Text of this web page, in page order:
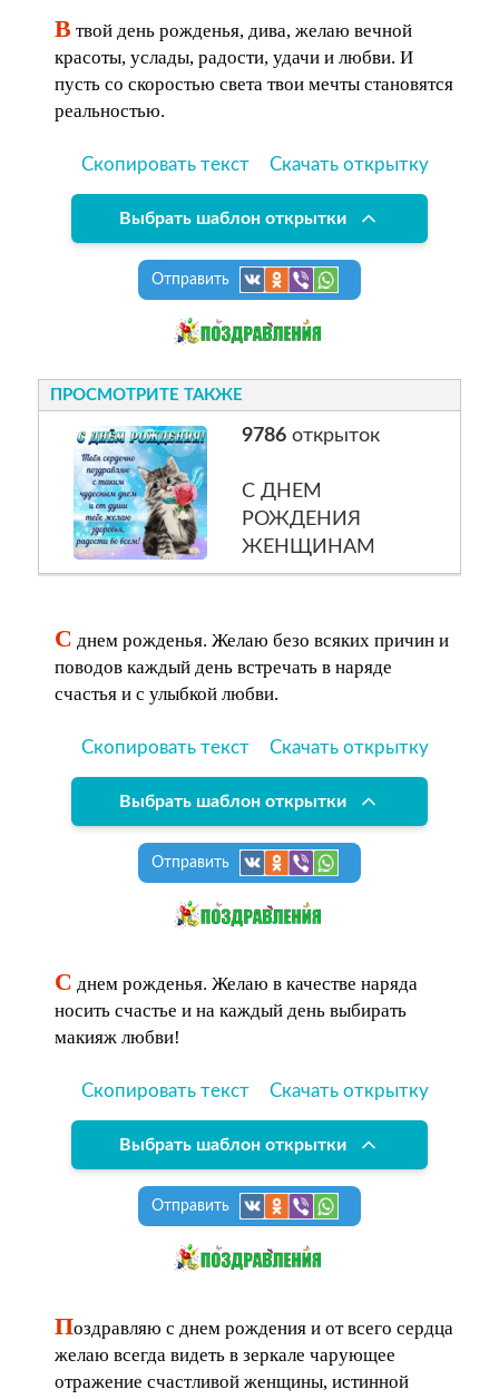
В твой день рожденья, дива, желаю вечной
красоты, услады, радости, удачи и любви. И
пусть со скоростью света твои мечты становятся
реальностью.
Скопировать текст Скачать открытку
Выбрать шаблон открытки
Отправить
ПРОСМОТРИТЕ ТАКЖЕ
9786открыток
С ДНЕМ
РОЖДЕНИЯ
ЖЕНЩИНАМ
С днем рожденья. Желаю безо всяких причин и
поводов каждый день встречать в наряде
счастья и с улыбкой любви.
Скопировать текст Скачать открытку
Выбрать шаблон открытки
Отправить
С днем рожденья. Желаю в качестве наряда
носить счастье и на каждый день выбирать
макияж любви!
Скопировать текст Скачать открытку
Выбрать шаблон открытки
Отправить
Поздравляю с днем рождения и от всего сердца
желаю всегда видеть в зеркале чарующее
отражение счастливой женщины, истинной